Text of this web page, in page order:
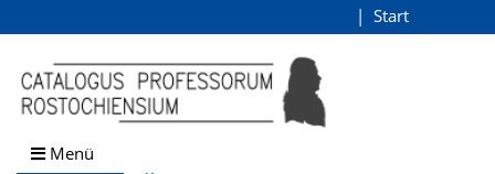
Browsen
direkt zum Inhalt
Start
Menü